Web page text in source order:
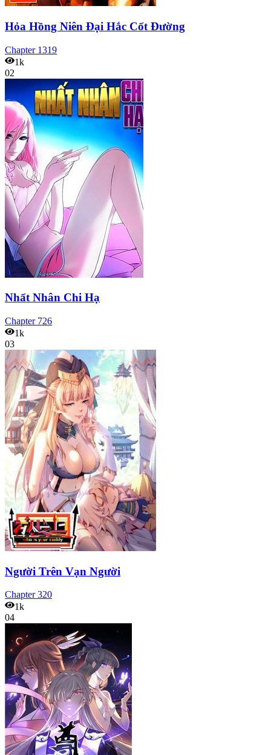
Hỏa Hồng Niên Đại Hắc Cốt Đường
Chapter 1319
1k
02
Nhất Nhân Chi Hạ
Chapter 726
1k
03
Người Trên Vạn Người
Chapter320
1k
04